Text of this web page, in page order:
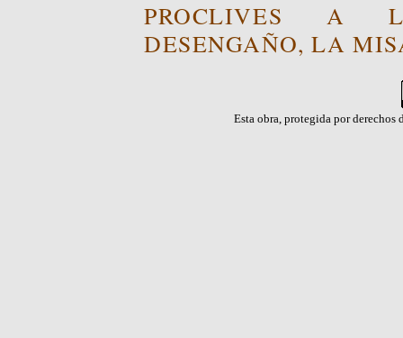
PROCLIVES A
DESENGAÑO, LA
Esta obra, protegida por derechos